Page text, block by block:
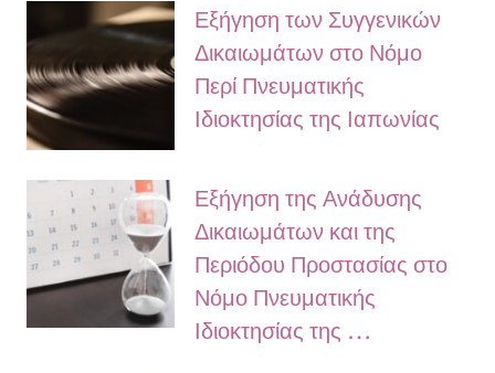
Εξήγηση των Συγγενικών
Δικαιωμάτων στο Νόμο
Περί Πνευματικής
Ιδιοκτησίας της Ιαπωνίας
Εξήγηση της Ανάδυσης
Δικαιωμάτων και της
Περιόδου Προστασίας στο
Νόμο Πνευματικής
Ιδιοκτησίας της …